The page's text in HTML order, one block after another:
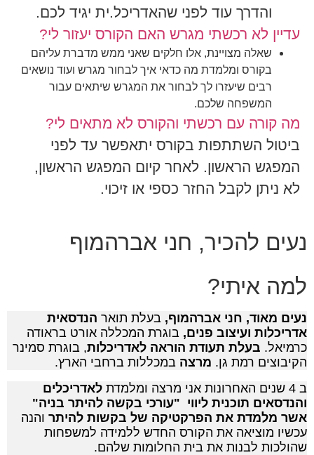
והדרך עוד לפני שהאדריכל.ית יגיד לכם.
עדיין לא רכשתי מגרש האם הקורס יעזור לי?
שאלה מצויינת, אלו חלקים שאני ממש מדברת עליהם
בקורס ומלמדת מה כדאי איך לבחור מגרש ועוד נושאים
רבים שיעזרו לך לבחור את המגרש שיתאים עבור
המשפחה שלכם.
מה קורה עם רכשתי והקורס לא מתאים לי?
ביטול השתתפות בקורס יתאפשר עד לפני
המפגש הראשון. לאחר קיום המפגש הראשון,
לא ניתן לקבל החזר כספי או זיכוי.
נעים להכיר, חני אברהמוף
למה איתי?
נעים מאוד, חני אברהמוף, בעלת תואר הנדסאית
אדריכלות ועיצוב פנים, בוגרת המכללה אורט בראודה
כרמיאל. בעלת תעודת הוראה לאדריכלות, בוגרת סמינר
הקיבוצים רמת גן. מרצה במכללות ברחבי הארץ.
ב 4 שנים האחרונות אני מרצה ומלמדת
לאדריכלים
והנדסאים תוכנית ליווי "עורכי בקשה להיתר בניה"
אשר מלמדת את הפרקטיקה של בקשות להיתר והנה
עכשיו מוציאה את הקורס החדש ללמידה למשפחות
שהולכות לבנות את בית החלומות שלהם.